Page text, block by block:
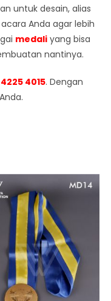
untuk desain, alias
Anda agar lebih
medali yang bisa
nantinya.
4015. Dengan